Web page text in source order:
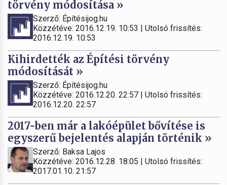
törvény módosítása »
Szerző: Építésijog.hu
Közzétéve: 2016.12.19. 10:53 | Utolsó frissítés:
2016.12.19. 10:53
Kihirdették az Építési törvény
módosítását »
Szerző: Építésijog.hu
Közzétéve: 2016.12.20. 22:57 | Utolsó frissítés:
2016.12.20. 22:57
2017-ben már a lakóépület bővítése is
egyszerű bejelentés alapján történik »
Szerző: Baksa Lajos
Közzétéve: 2016.12.28. 18:05 | Utolsó frissítés:
2017.01.10. 21:57